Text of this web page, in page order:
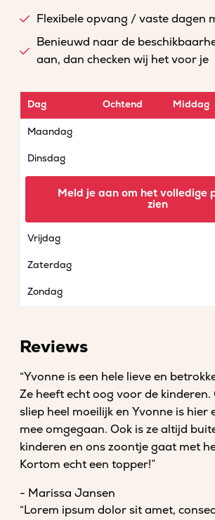
Flexibele opvang / vaste dagen
Benieuwd naar de
aan, dan checken wij het voor je
Dag Ochtend Middag
Maandag
Dinsdag
Vrijdag
Zaterdag
Zondag
Meld je aan om het volledige
zien
Reviews
“Yvonne is een hele lieve en
Ze heeft echt oog voor de kinderen.
sliep heel moeilijk en Yvonne is hier
mee omgegaan. Ook is ze altijd
kinderen en ons zoontje gaat met
Kortom echt een topper!”
- Marissa Jansen
“Lorem ipsum dolor sit amet,